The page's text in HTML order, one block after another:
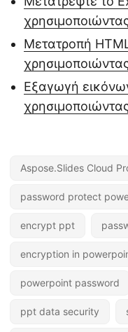
Μετατροπή
Εξαγωγή
Aspose.Slides Cloud
password protect
encrypt ppt
encryption in
powerpoint password
ppt data security